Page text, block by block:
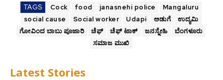
TAGS Cock food janasnehi police
Mangaluru
social cause
Social worker Udapi ಅಡುಗೆ
ಉದ್ಯಮಿ
ಗೋವಿಂದ ಬಾಬು ಪೂಜಾರಿ
ಚೆಫ್ ಚೆಫ್ ಟಾಕ್ ಜನಸ್ನೇಹಿ
ಬೆಂಗಳೂರು
ಸಮಾಜ ಮುಖಿ
Latest Stories